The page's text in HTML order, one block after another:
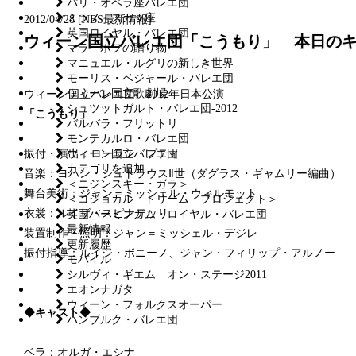
パリ・オペラ座バレエ団
ミラノ・スカラ座
英国ロイヤル・バレエ団
マラーホフの贈り物
マニュエル・ルグリの新しき世界
モーリス・ベジャール・バレエ団
ウィーン国立歌劇場
シュツットガルト・バレエ団-2012
バルバラ・フリットリ
モンテカルロ・バレエ団
ウィーン国立バレエ団
カテゴリを追加
＜ニジンスキー・ガラ＞
＜コジョカル ドリーム・プロジェクト＞
英国バーミンガム・ロイヤル・バレエ団
最新情報
更新履歴
モバイル
シルヴィ・ギエム オン・ステージ2011
エオンナガタ
ウィーン・フォルクスオーパー
ハンブルク・バレエ団
2012/04/28 [NBS最新情報]
ウィーン国立バレエ団「こうもり」 本日の
ウィーン国立バレエ団 2012年日本公演
「こうもり」
振付・演出：ローラン・プティ
音楽：ヨハン・シュトラウスⅡ世（ダグラス・ギャムリー編曲）
舞台美術：ジャン＝ミッシェル・ウィルモット
衣裳：ルイザ・スピナテッリ
装置制作・照明：ジャン＝ミッシェル・デジレ
振付指導：ルイジ・ボニーノ、ジャン・フィリップ・アルノー
◆キャスト◆
ベラ：オルガ・エシナ